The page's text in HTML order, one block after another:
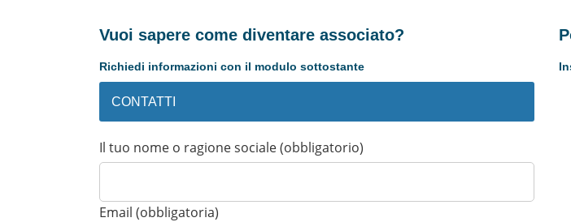
Vuoi sapere come diventare associato?
Richiedi informazioni con il modulo sottostante
CONTATTI
Il tuo nome o ragione sociale (obbligatorio)
Email (obbligatoria)